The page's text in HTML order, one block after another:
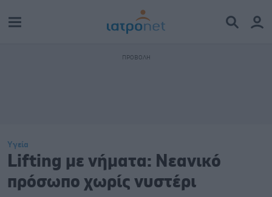
Υγεία
Lifting με νήματα: Νεανικό
πρόσωπο χωρίς νυστέρι